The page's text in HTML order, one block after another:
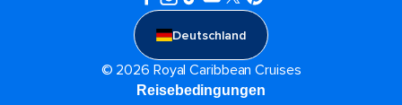
Deutschland
© 2026 Royal Caribbean Cruises
Reisebedingungen